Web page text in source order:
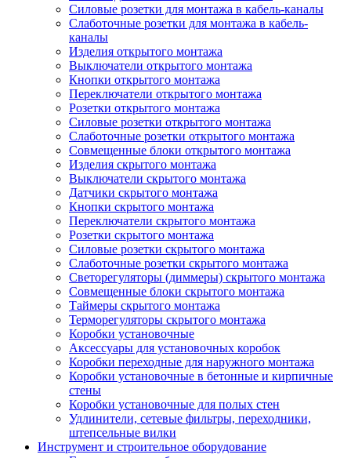
Силовые розетки для монтажа в кабель-каналы
Слаботочные розетки для монтажа в кабель-
каналы
Изделия открытого монтажа
Выключатели открытого монтажа
Кнопки открытого монтажа
Переключатели открытого монтажа
Розетки открытого монтажа
Силовые розетки открытого монтажа
Слаботочные розетки открытого монтажа
Совмещенные блоки открытого монтажа
Изделия скрытого монтажа
Выключатели скрытого монтажа
Датчики скрытого монтажа
Кнопки скрытого монтажа
Переключатели скрытого монтажа
Розетки скрытого монтажа
Силовые розетки скрытого монтажа
Слаботочные розетки скрытого монтажа
Светорегуляторы (диммеры) скрытого монтажа
Совмещенные блоки скрытого монтажа
Таймеры скрытого монтажа
Терморегуляторы скрытого монтажа
Коробки установочные
Аксессуары для установочных коробок
Коробки переходные для наружного монтажа
Коробки установочные в бетонные и кирпичные
стены
Коробки установочные для полых стен
Удлинители, сетевые фильтры, переходники,
штепсельные вилки
Инструмент и строительное оборудование